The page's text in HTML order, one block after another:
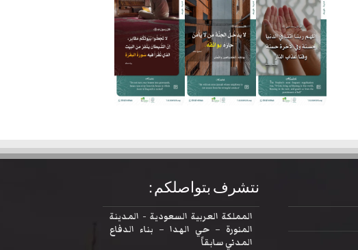
نتشرف بتواصلكم :
المملكة العربية السعودية - المدينة
المنورة – حي الهدا – بناء الدفاع
المدني سابقاً